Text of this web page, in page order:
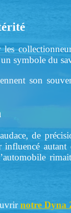
symbole du
son
de
influencé
notre Dyna